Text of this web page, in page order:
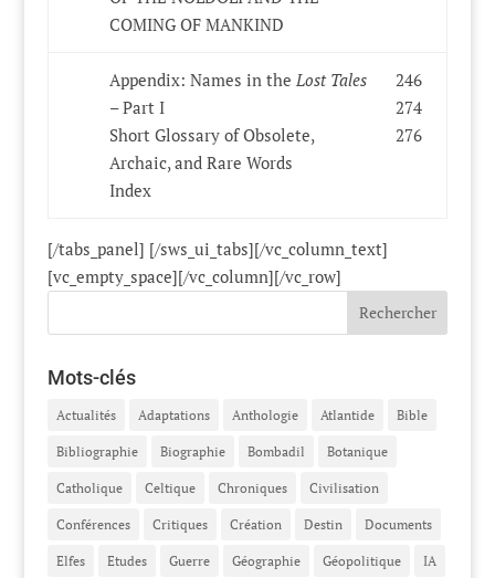
COMING OF MANKIND
Appendix: Names in the Lost Tales
– Part I
Short Glossary of Obsolete,
Archaic, and Rare Words
Index
246
274
276
[/tabs_panel] [/sws_ui_tabs][/vc_column_text]
[vc_empty_space][/vc_column][/vc_row]
Mots-clés
Actualités Adaptations Anthologie Atlantide Bible
Bibliographie Biographie Bombadil Botanique
Catholique Celtique Chroniques Civilisation
Conférences Critiques Création Destin Documents
Elfes Etudes Guerre Géographie Géopolitique IA